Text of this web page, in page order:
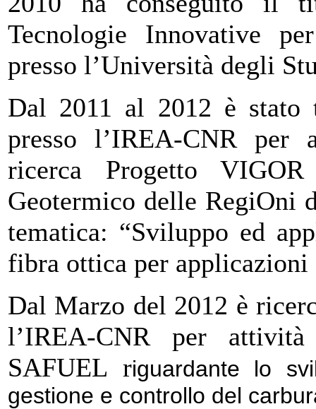
Tecnologie Innovative
presso l’Università degli
Dal 2011 al 2012 è stato
presso l’IREA-CNR per
ricerca Progetto
Geotermico delle RegiOni
tematica: “Sviluppo ed
fibra ottica per applicazioni
Dal Marzo del 2012 è
l’IREA-CNR per
SAFUEL riguardante lo
gestione e controllo del